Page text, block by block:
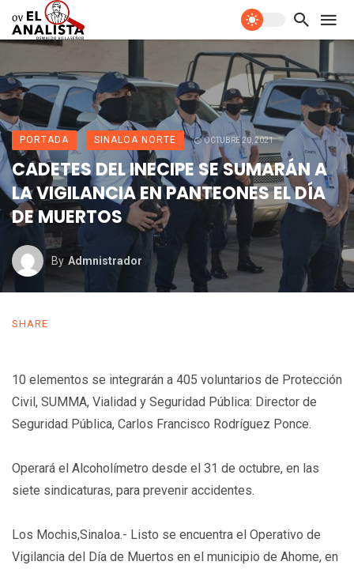
PORTADA SINALOA NORTE OCTUBRE 20, 2021
CADETES DEL INECIPE SE SUMARÁN A
LA VIGILANCIA EN PANTEONES EL DÍA
DE MUERTOS
By Admnistrador
SHARE
10 elementos se integrarán a 405 voluntarios de Protección
Civil, SUMMA, Vialidad y Seguridad Pública: Director de
Seguridad Pública, Carlos Francisco Rodríguez Ponce.
Operará el Alcoholímetro desde el 31 de octubre, en las
siete sindicaturas, para prevenir accidentes.
Los Mochis,Sinaloa.- Listo se encuentra el Operativo de
Vigilancia del Día de Muertos en el municipio de Ahome, en